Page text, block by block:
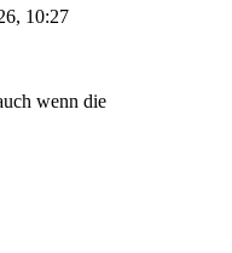
10:27
wenn die